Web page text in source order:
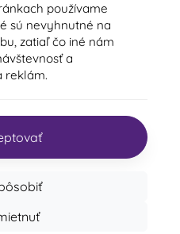
používame
sú nevyhnutné na
zatiaľ čo iné nám
a
reklám.
-52%